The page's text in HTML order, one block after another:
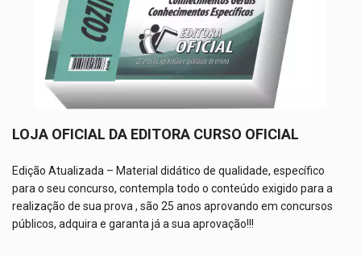
LOJA OFICIAL DA EDITORA CURSO OFICIAL
Edição Atualizada – Material didático de qualidade, específico
para o seu concurso, contempla todo o conteúdo exigido para a
realização de sua prova , são 25 anos aprovando em concursos
públicos, adquira e garanta já a sua aprovação!!!